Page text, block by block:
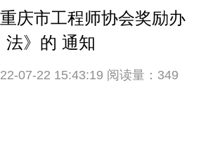
庆市工程师协会奖励办
法》的 通知
07-22 15:43:19 阅读量： 349